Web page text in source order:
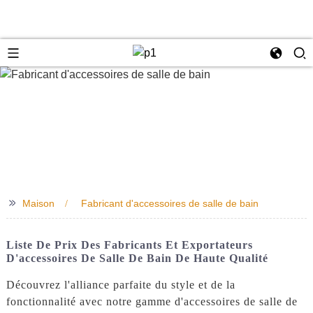
>> Maison Fabricant d'accessoires de salle de bain
Liste De Prix Des Fabricants Et Exportateurs
D'accessoires De Salle De Bain De Haute Qualité
Découvrez l'alliance parfaite du style et de la
fonctionnalité avec notre gamme d'accessoires de salle de